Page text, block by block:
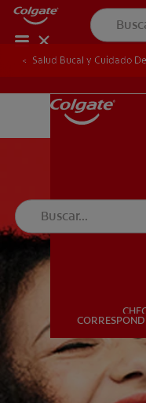
Salud Bucal y Cuidado